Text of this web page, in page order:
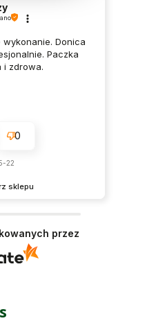
sklepu
Donica
Paczka
i zdrowa.
0
22
przez